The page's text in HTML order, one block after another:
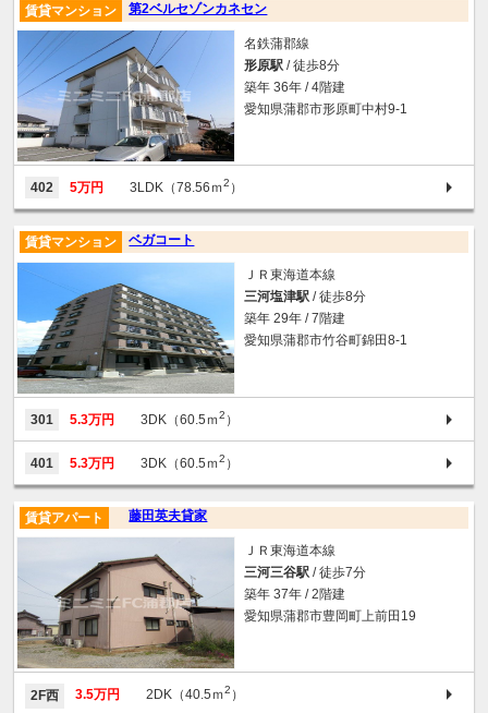
第2ベルセゾンカネセン
賃貸マンション
名鉄蒲郡線
形原駅 / 徒歩8分
築年 36年 / 4階建
愛知県蒲郡市形原町中村9-1
402 5万円 3LDK（78.56ｍ2 ）
ベガコート
賃貸マンション
ＪＲ東海道本線
三河塩津駅 / 徒歩8分
築年 29年 / 7階建
愛知県蒲郡市竹谷町錦田8-1
301 5.3万円 3DK（60.5ｍ2 ）
401 5.3万円 3DK（60.5ｍ2 ）
藤田英夫貸家
賃貸アパート
ＪＲ東海道本線
三河三谷駅 / 徒歩7分
築年 37年 / 2階建
愛知県蒲郡市豊岡町上前田19
2F西 3.5万円 2DK（40.5ｍ2 ）